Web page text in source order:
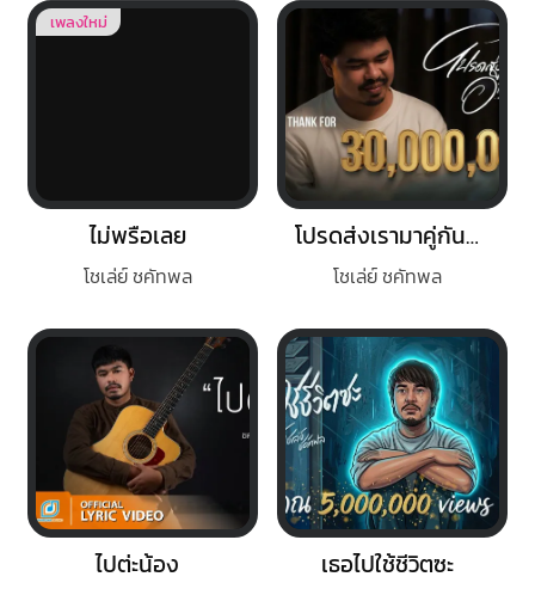
เพลงใหม่
ไม่พรือเลย
โชเล่ย์ ชคัทพล
โปรดส่งเรามาคู่กันอีกได้ไหม
โชเล่ย์ ชคัทพล
ไปต่ะน้อง เธอไปใช้ชีวิตซะ